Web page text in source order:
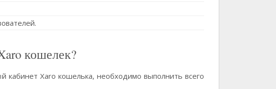
кошелек?
кабинет Xaro кошелька, необходимо выполнить всего